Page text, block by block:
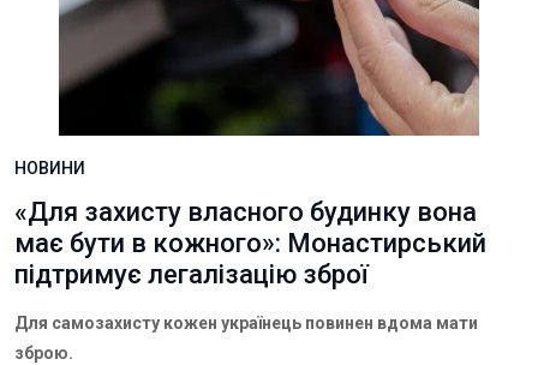
НОВИНИ
«Для захисту власного будинку вона
має бути в кожного»: Монастирський
підтримує легалізацію зброї
Для самозахисту кожен українець повинен вдома мати
зброю.